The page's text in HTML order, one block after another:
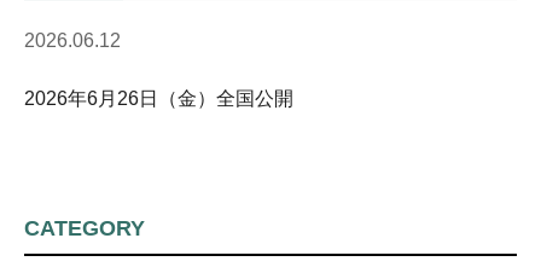
2026.06.12
2026年6月26日（金）全国公開
CATEGORY